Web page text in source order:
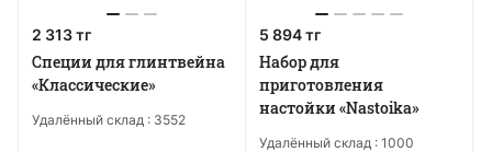
2 313 тг
Специи для глинтвейна
«Классические»
Удалённый склад : 3552
5 894 тг
Набор для
приготовления
настойки «Nastoika»
Удалённый склад : 1000